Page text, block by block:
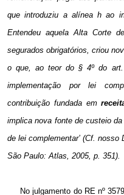
que introduziu a alínea h ao
Entendeu aquela Alta Corte
segurados obrigatórios, criou
o que, ao teor do § 4º do
implementação por lei
contribuição fundada em
implica nova fonte de custeio
de lei complementar’ (Cf. nosso
São Paulo: Atlas, 2005, p. 351).
No julgamento do RE nº